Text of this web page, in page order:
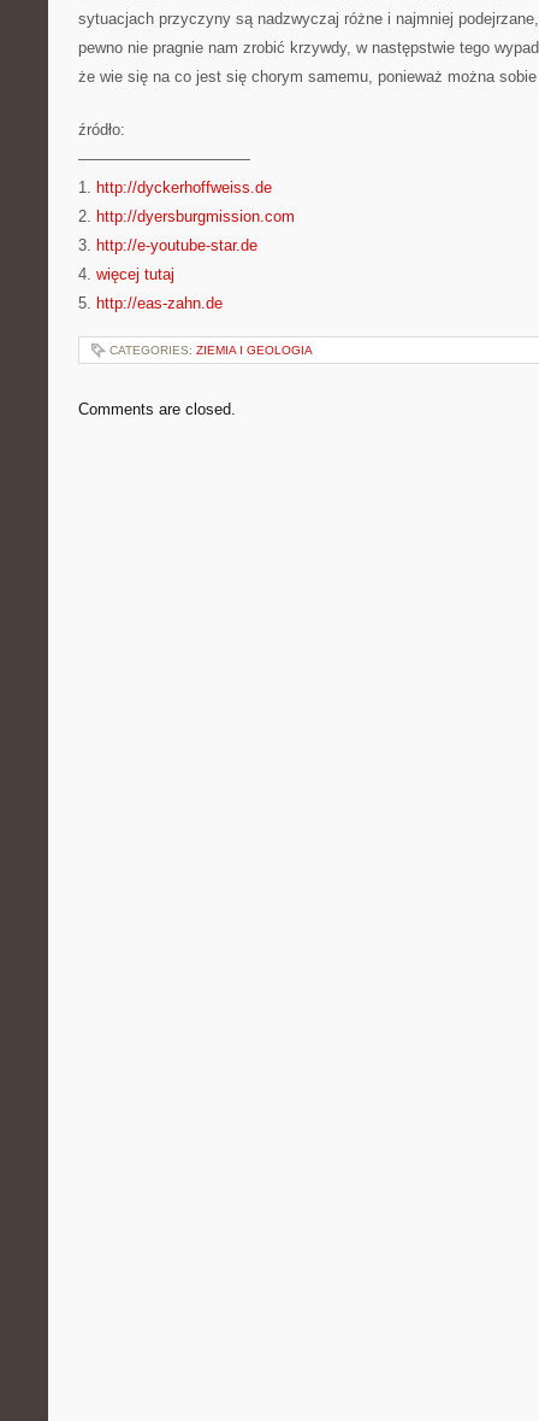
sytuacjach przyczyny są nadzwyczaj różne i najmniej
pewno nie pragnie nam zrobić krzywdy, w następstwie tego
że wie się na co jest się chorym samemu, ponieważ można
źródło:
———————————
1. http://dyckerhoffweiss.de
2. http://dyersburgmission.com
3. http://e-youtube-star.de
4. więcej tutaj
5. http://eas-zahn.de
CATEGORIES: ZIEMIA I GEOLOGIA
Comments are closed.